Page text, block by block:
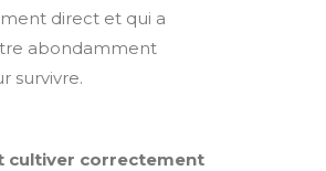
direct et qui a
abondamment
survivre.
cultiver correctement